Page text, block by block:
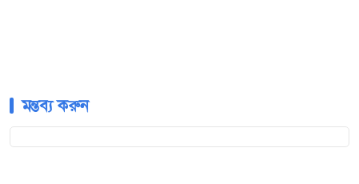
মন্তব্য করুন